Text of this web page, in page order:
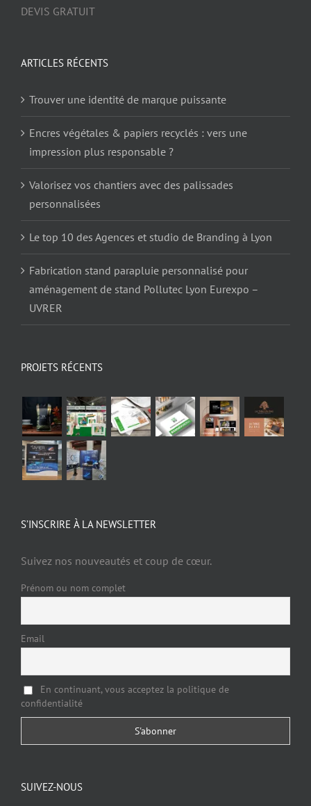
DEVIS GRATUIT
ARTICLES RÉCENTS
Trouver une identité de marque puissante
Encres végétales & papiers recyclés : vers une
impression plus responsable ?
Valorisez vos chantiers avec des palissades
personnalisées
Le top 10 des Agences et studio de Branding à Lyon
Fabrication stand parapluie personnalisé pour
aménagement de stand Pollutec Lyon Eurexpo –
UVRER
PROJETS RÉCENTS
S’INSCRIRE À LA NEWSLETTER
Suivez nos nouveautés et coup de cœur.
Prénom ou nom complet
Email
En continuant, vous acceptez la politique de
confidentialité
SUIVEZ-NOUS